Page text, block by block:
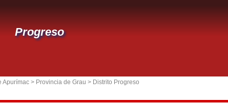
Progreso
Apurímac > Provincia de Grau > Distrito Progreso